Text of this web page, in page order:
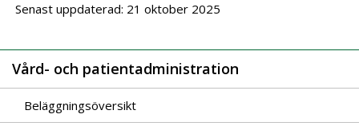
Senast uppdaterad: 21 oktober 2025
Vård- och patientadministration
Beläggningsöversikt